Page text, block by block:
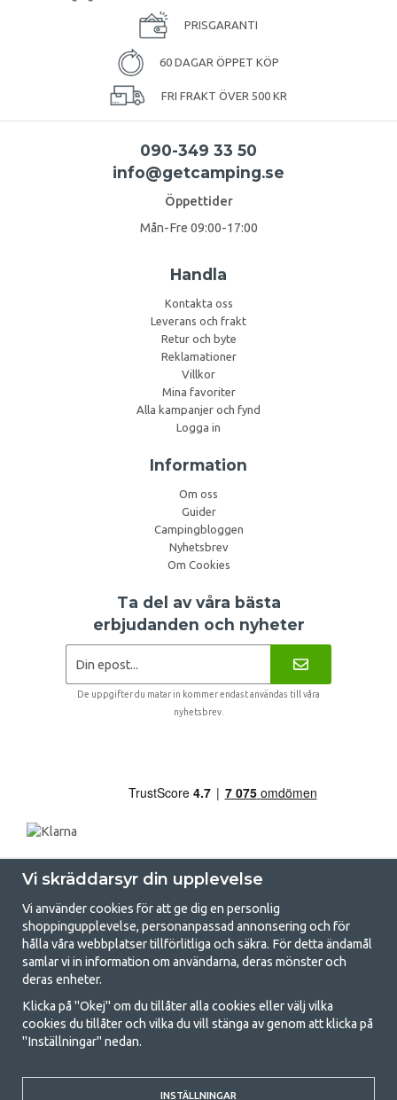
PRISGARANTI
60 DAGAR ÖPPET KÖP
FRI FRAKT ÖVER 500 KR
090-349 33 50
info@getcamping.se
Öppettider
Mån-Fre 09:00-17:00
Handla
Kontakta oss
Leverans och frakt
Retur och byte
Reklamationer
Villkor
Mina favoriter
Alla kampanjer och fynd
Logga in
Information
Om oss
Guider
Campingbloggen
Nyhetsbrev
Om Cookies
Ta del av våra bästa
erbjudanden och nyheter
De uppgifter du matar in kommer endast användas till våra
nyhetsbrev.
GetCamping.se - Din butik för camping
och uteliv
Att campa kan antingen vara en livsstil eller ett sätt att samla familjen
för ett gemensamt äventyr. Oavsett vilken kategori du tillhör hittar du
med att campa så därför erbjuder vi riktigt bra priser på familjetält,
husvagnstält och all annan utrustning för camping och friluftsliv. Vårt
Vi skräddarsyr din upplevelse
Vi använder cookies för att ge dig en personlig
shoppingupplevelse, personanpassad annonsering och för
hålla våra webbplatser tillförlitliga och säkra. För detta ändamål
samlar vi in information om användarna, deras mönster och
deras enheter.
Klicka på "Okej" om du tillåter alla cookies eller välj vilka
cookies du tillåter och vilka du vill stänga av genom att klicka på
"Inställningar" nedan.
INSTÄLLNINGAR